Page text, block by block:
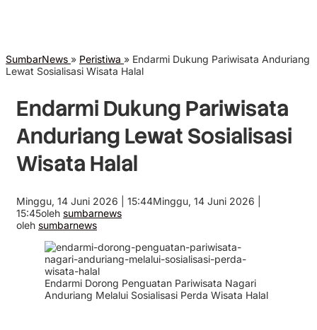
SumbarNews » Peristiwa » Endarmi Dukung Pariwisata Anduriang
Lewat Sosialisasi Wisata Halal
Endarmi Dukung Pariwisata
Anduriang Lewat Sosialisasi
Wisata Halal
Minggu, 14 Juni 2026 | 15:44Minggu, 14 Juni 2026 |
15:45oleh sumbarnews
oleh sumbarnews
Endarmi Dorong Penguatan Pariwisata Nagari
Anduriang Melalui Sosialisasi Perda Wisata Halal